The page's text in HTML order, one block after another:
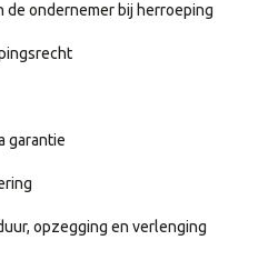
ondernemer bij herroeping
garantie
opzegging en verlenging